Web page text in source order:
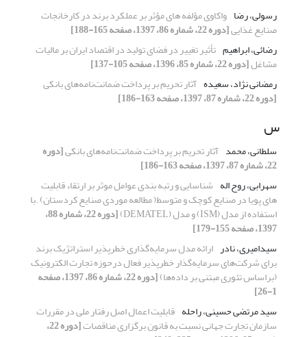
رسولی، رضا واکاوی مؤلفه های مؤثر بر عملکرد برند در کارخانجات
صنایع غذایی[دوره 22، شماره 86، 1397، صفحه 165-188]
رضائی، ابراهیم تأثیر تغییر در فضای تولید در اقتصاد ایران بر مالیات
مشاغل[دوره 22، شماره 85، 1396، صفحه 105-137]
رمضانی نژاد، سعیده آثار تحریم بر پرداخت ضمانت‌نامه‌های بانکی
[دوره 22، شماره 87، 1397، صفحه 163-186]
س
سلطانی، محمد آثار تحریم بر پرداخت ضمانت‌نامه‌های بانکی[دوره
22، شماره 87، 1397، صفحه 163-186]
سهرابی، روح اله شناسایی و رتبه بندی عوامل موثر بر ارتقاء قابلیت
های پویا در صنایع کوچک و متوسط( مطالعه موردی صنایع کردستان) .با
استفاده از مدل (ISM) و مدل (DEMATEL) [دوره 22، شماره 88،
1397، صفحه 155-179]
سیدامیری، نادر ارائه مدل سرمایه‌گذاری خطرپذیر استراتژیک برند
برای شرکت‌های سرمایه‌گذار خطرپذیر فعال درحوزه تجارت الکترونیک
(براساس تئوری مبتنی بر داده‌ها) [دوره 22، شماره 86، 1397، صفحه
1-26]
سید مرتضی حسینی، راحله قابلیت اعمال اصل رفتار ملی در مقررات
سازمان تجارت جهانی نسبت به قانون برگزاری مناقصات [دوره 22،